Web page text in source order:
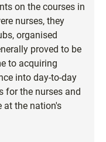
on the courses in
nurses, they
organised
proved to be
to acquiring
into day-to-day
for the nurses and
at the nation's